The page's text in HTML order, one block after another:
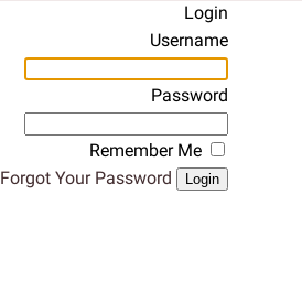
Login
Username
Password
Remember Me
Login
Forgot Your Password?